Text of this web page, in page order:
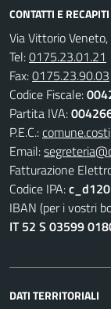
CONTATTI E RECAPITI
Via Vittorio
Tel:0175.23.01.21
Fax:0175.23.90.03
Codice Fiscale:
Partita IVA:
P.E.C.:
Email:
Fatturazione
Codice IPA:c_d120
IBAN (per i vostri
IT 52 S 03599
DATI TERRITORIALI